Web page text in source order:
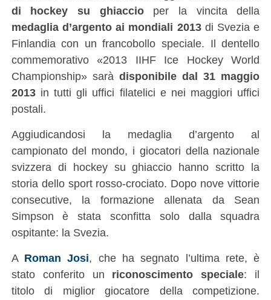
di hockey su ghiaccioper la vincita della
medaglia d’argento ai mondiali 2013di Svezia e
Finlandia con un francobollo speciale. Il dentello
commemorativo «2013 IIHF Ice Hockey World
Championship» sarà disponibile dal 31 maggio
2013in tutti gli uffici filatelici e nei maggiori uffici
postali.
Aggiudicandosi la medaglia d’argento al
campionato del mondo, i giocatori della nazionale
svizzera di hockey su ghiaccio hanno scritto la
storia dello sport rosso-crociato. Dopo nove vittorie
consecutive, la formazione allenata da Sean
Simpson è stata sconfitta solo dalla squadra
ospitante: la Svezia.
A Roman Josi, che ha segnato l’ultima rete, è
stato conferito un riconoscimento speciale: il
titolo di miglior giocatore della competizione.